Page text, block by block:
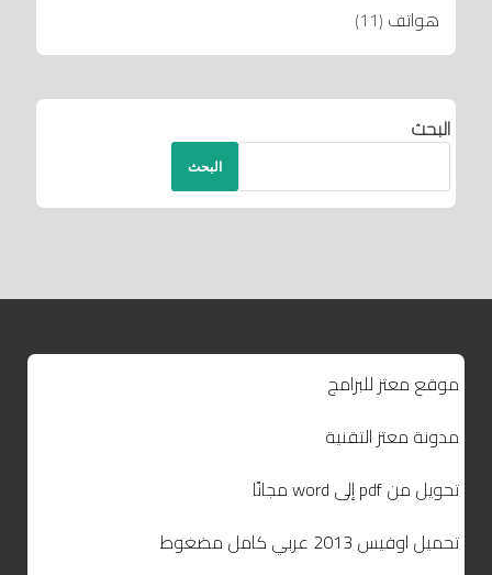
هواتف (11)
البحث
البحث
موقع معتز للبرامج
مدونة معتز التقنية
تحويل من pdf إلى word مجانًا
تحميل اوفيس 2013 عربي كامل مضغوط